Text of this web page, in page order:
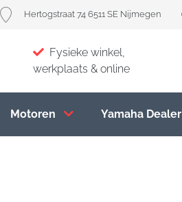
Hertogstraat 74 6511 SE Nijmegen
Fysieke winkel,
werkplaats & online
Motoren Yamaha Dealer